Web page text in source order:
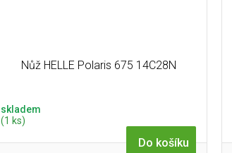
Nůž HELLE Polaris 675 14C28N
skladem
(1 ks)
Do košíku